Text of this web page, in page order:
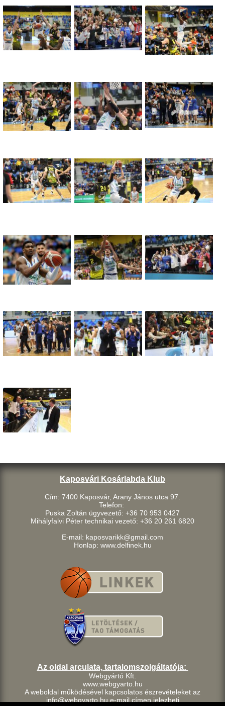
Kaposvári Kosárlabda Klub
Cím: 7400 Kaposvár, Arany János utca 97.
Telefon:
Puska Zoltán ügyvezető: +36 70 953 0427
Mihályfalvi Péter technikai vezető: +36 20 261 6820
E-mail: kaposvarikk@gmail.com
Honlap: www.delfinek.hu
Az oldal arculata, tartalomszolgáltatója:
Webgyártó Kft.
www.webgyarto.hu
A weboldal működésével kapcsolatos észrevételeket az
info@webgyarto.hu e-mail címen jelezheti.